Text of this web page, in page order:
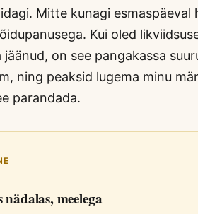
Mitte kunagi
Kui oled
on see pangakassa
ning peaksid lugema minu
parandada.
meelega